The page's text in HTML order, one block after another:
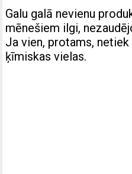
Galu galā nevienu
mēnešiem ilgi,
Ja vien, protams,
ķīmiskas vielas.